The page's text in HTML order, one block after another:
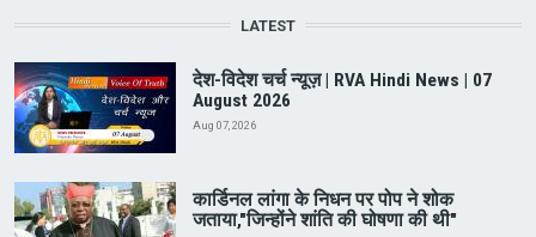
LATEST
देश-विदेश चर्च न्यूज़ | RVA Hindi News | 07
August 2026
Aug 07, 2026
कार्डिनल लांगा के निधन पर पोप ने शोक
जताया,"जिन्होंने शांति की घोषणा की थी"